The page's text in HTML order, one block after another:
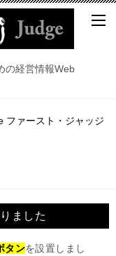
の経営情報Web
ファースト・ジャッジ
ました
タンを設置しまし